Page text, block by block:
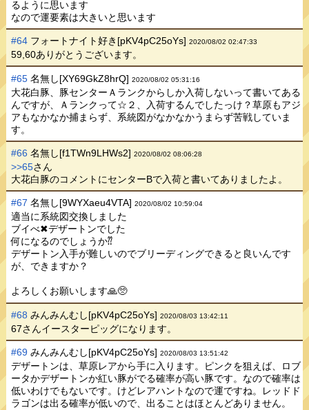
るように思います
なので運要素は大きいと思います
#64 フォートナイト好き[pKV4pC25oYs]2020/08/02 02:47:33
59,60ありがとうございます。
#65 名無し[XY69GkZ8hrQ]2020/08/02 05:31:16
大花白豚、豚センターＡランクからしか入荷しないって書いてある
んですが、Ａランクって☆２、入荷するんでしたっけ？草原もアジ
アもなかなか捕まらず、系統図がなかなかうまらず苦戦していま
す。
#66 名無し[f1TWn9LHWs2]2020/08/02 08:06:28
>>65さん
大花白豚のコメントにセンターBで入荷と書いてありましたよ。
#67 名無し[9WYXaeu4VTA]2020/08/02 10:59:04
適当に系統図交換しました
ブイべ✖デザートンでした
何になるのでしょうか⁇
デザートン入手が難しいのでブリーディングできると良いんです
が、できますか？
よろしくお願いします🙏🥺
#68 みんみんむし[pKV4pC25oYs]2020/08/03 13:42:11
67さんイースターピッグになります。
#69 みんみんむし[pKV4pC25oYs]2020/08/03 13:51:42
デザートンは、草原レアから手に入ります。ピンクを狙えば、ロブ
ータかデザートンか紅い豚がでる確率が高い豚です。なので確率は
低いわけでもないです。けどレアハントなので運ですね。レッドド
ラゴンは出る確率が低いので、出ることはほとんどありません。